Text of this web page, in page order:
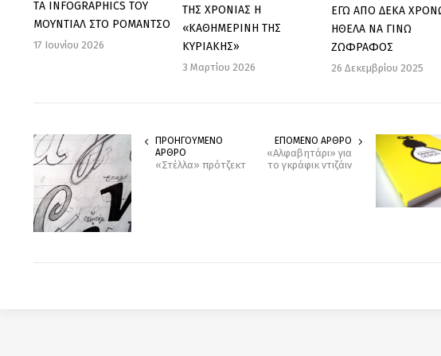
TΑ INFOGRAPHICS ΤΟΥ
ΜΟΥΝΤΙΑΛ ΣΤΟ ΡΟΜΑΝΤΣΟ
17 Ιουνίου 2026
ΤΗΣ ΧΡΟΝΙΑΣ Η
«ΚΑΘΗΜΕΡΙΝΗ ΤΗΣ
ΚΥΡΙΑΚΗΣ»
3 Μαρτίου 2026
ΕΓΩ ΑΠΟ ΔΕΚΑ
ΗΘΕΛΑ ΝΑ ΓΙΝΩ
ΖΩΦΡΑΦΟΣ
26 Δεκεμβρίου 2025
ΠΡΟΗΓΟΥΜΕΝΟ
ΑΡΘΡΟ
«Στέλλα» πρότζεκτ
ΕΠΟΜΕΝΟ ΑΡΘΡΟ
«Αλφαβητάρι» για
το γκράφικ ντιζάιν